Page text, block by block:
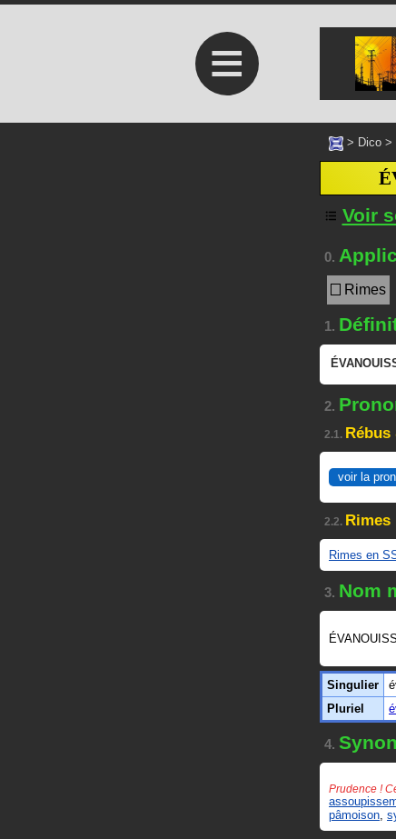
≡
> Dico >
Voir
0.
Rimes
1.
2.
2.1.
voir la
2.2. Rimes
Rimes en
3. Nom
Singulier
Pluriel
4.
Prudence !
pâmoison